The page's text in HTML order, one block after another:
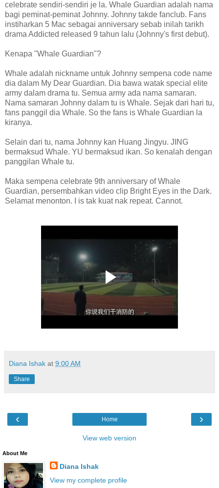
celebrate sendiri-sendiri je la. Whale Guardian adalah nama
bagi peminat-peminat Johnny. Johnny takde fanclub. Fans
instiharkan 5 Mac sebagai anniversary sebab inilah tarikh
drama Addicted released 9 tahun lalu (Johnny's first debut).
Kenapa "Whale Guardian"?
Whale adalah nickname untuk Johnny sempena code name
dia dalam My Dear Guardian. Dia bawa watak special elite
army dalam drama tu. Semua army ada nama samaran.
Nama samaran Johnny dalam tu is Whale. Sejak dari hari tu,
fans panggil dia Whale. So the fans is Whale Guardian la
kiranya.
Selain dari tu, nama Johnny kan Huang Jingyu. JING
bermaksud Whale. YU bermaksud ikan. So kenalah dengan
panggilan Whale tu.
Maka sempena celebrate 9th anniversary of Whale
Guardian, persembahkan video clip Bright Eyes in the Dark.
Selamat menonton. I is tak kuat nak repeat. Cannot.
Diana Ishak at 9:00 AM
Share
‹ ›
Home
View web version
About Me
Diana Ishak
View my complete profile